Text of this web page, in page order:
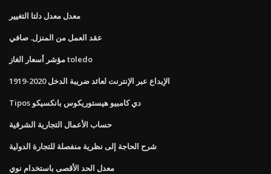
معدل معدل دلتا التغيير
عقد العمل من المنزل. صافي
مؤشر أسعار الغاز toledo
الإيداع عبر الإنترنت لعائد ضريبة الدخل 2020-1919
Tipos دي كامبيو هيستوريكوس بانكسيكو
حساب الأعمال التجارية الشرقية
شرح الحاجة إلى نظرية منفصلة للتجارة الدولية
معدل الحد الأقصى باستخدام نوي